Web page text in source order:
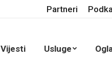
Partneri
Vijesti Usluge